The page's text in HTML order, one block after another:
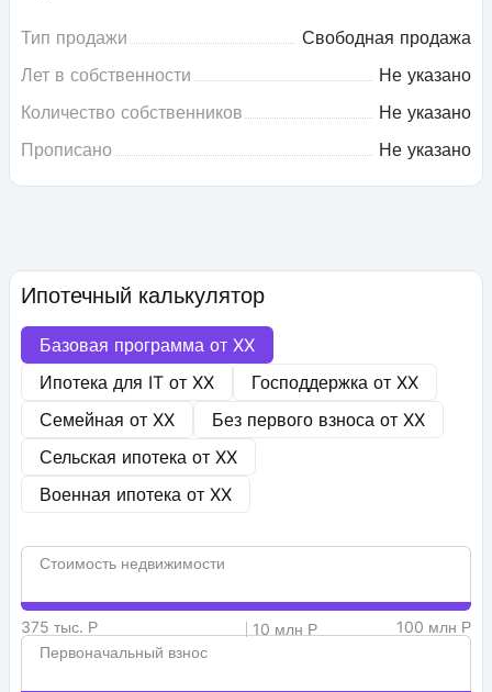
Тип продажи
Свободная продажа
Лет в собственности
Не указано
Количество собственников
Не указано
Прописано
Не указано
Ипотечный калькулятор
Базовая программа от XX
Ипотека для IT от XX Господдержка от XX
Семейная от XX Без первого взноса от XX
Сельская ипотека от XX
Военная ипотека от XX
Стоимость недвижимости
375 тыс. Р 10 млн Р
100 млн Р
Первоначальный взнос